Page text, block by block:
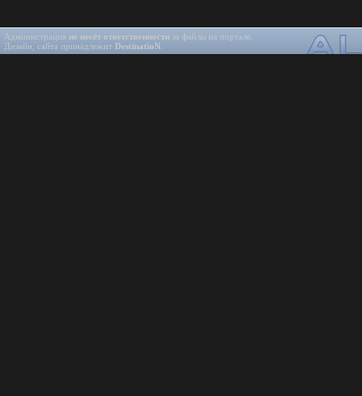
Администрация не несёт ответственности за файлы на портале.
Дизайн, сайта принадлежит DestinatioN